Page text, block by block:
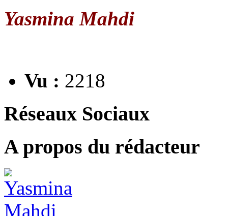
Yasmina Mahdi
Vu : 2218
Réseaux Sociaux
A propos du rédacteur